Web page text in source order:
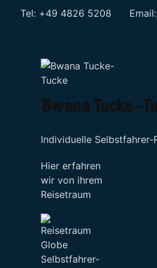
Tel: +49 4826 5208 Email:
Bwana Tucke-
Individuelle
Hier erfahren
wir von ihrem
Reisetraum
Selbstfahrer-